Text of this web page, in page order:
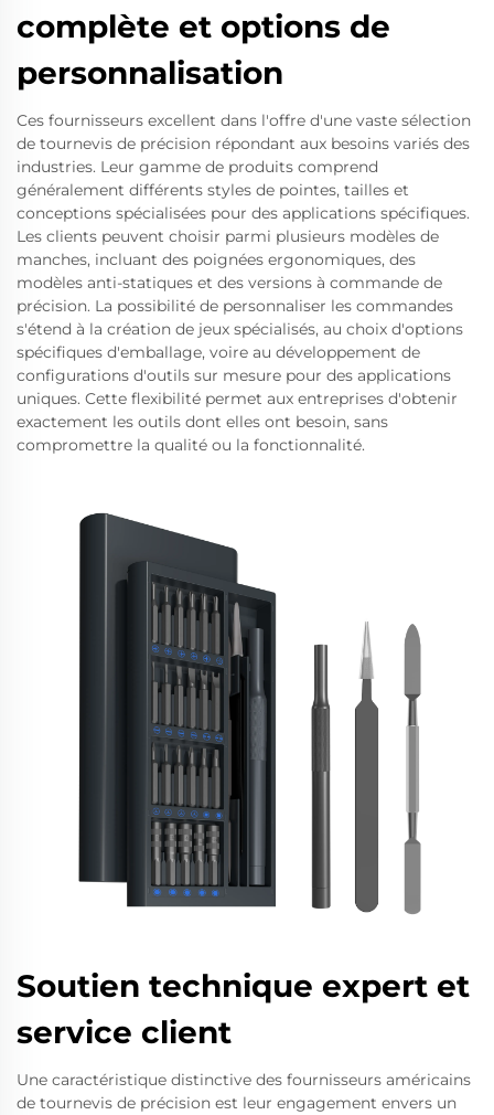
complète et options de
personnalisation
Ces fournisseurs excellent dans l'offre d'une vaste sélection
de tournevis de précision répondant aux besoins variés des
industries. Leur gamme de produits comprend
généralement différents styles de pointes, tailles et
conceptions spécialisées pour des applications spécifiques.
Les clients peuvent choisir parmi plusieurs modèles de
manches, incluant des poignées ergonomiques, des
modèles anti-statiques et des versions à commande de
précision. La possibilité de personnaliser les commandes
s'étend à la création de jeux spécialisés, au choix d'options
spécifiques d'emballage, voire au développement de
configurations d'outils sur mesure pour des applications
uniques. Cette flexibilité permet aux entreprises d'obtenir
exactement les outils dont elles ont besoin, sans
compromettre la qualité ou la fonctionnalité.
Soutien technique expert et
service client
Une caractéristique distinctive des fournisseurs américains
de tournevis de précision est leur engagement envers un